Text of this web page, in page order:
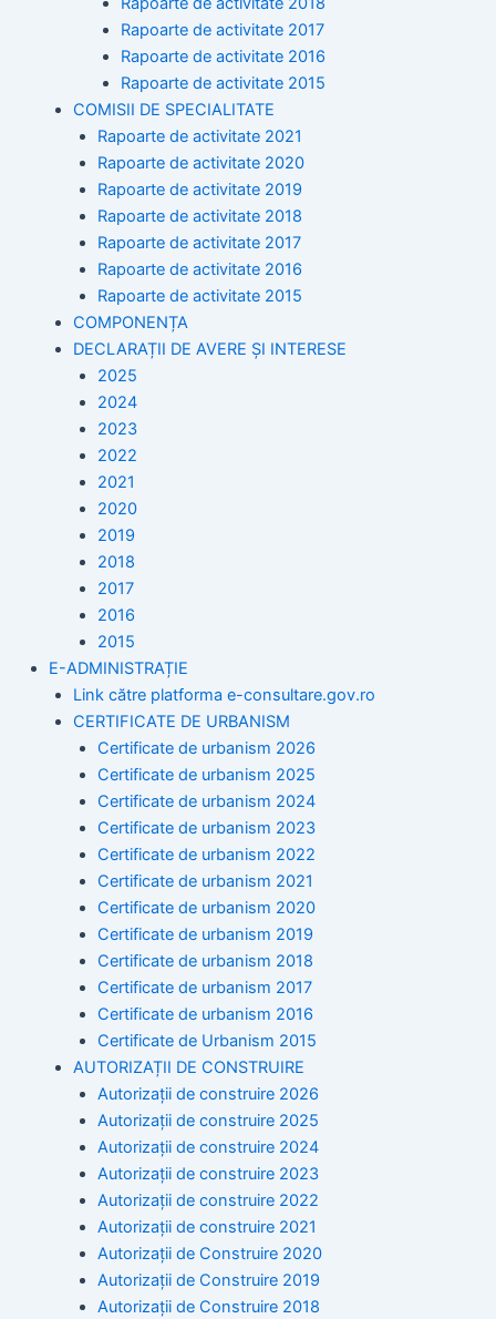
Rapoarte de activitate 2017
Rapoarte de activitate 2016
Rapoarte de activitate 2015
COMISII DE SPECIALITATE
Rapoarte de activitate 2021
Rapoarte de activitate 2020
Rapoarte de activitate 2019
Rapoarte de activitate 2018
Rapoarte de activitate 2017
Rapoarte de activitate 2016
Rapoarte de activitate 2015
COMPONENȚA
DECLARAȚII DE AVERE ȘI INTERESE
2025
2024
2023
2022
2021
2020
2019
2018
2017
2016
2015
E-ADMINISTRAȚIE
Link către platforma e-consultare.gov.ro
CERTIFICATE DE URBANISM
Certificate de urbanism 2026
Certificate de urbanism 2025
Certificate de urbanism 2024
Certificate de urbanism 2023
Certificate de urbanism 2022
Certificate de urbanism 2021
Certificate de urbanism 2020
Certificate de urbanism 2019
Certificate de urbanism 2018
Certificate de urbanism 2017
Certificate de urbanism 2016
Certificate de Urbanism 2015
AUTORIZAȚII DE CONSTRUIRE
Autorizații de construire 2026
Autorizații de construire 2025
Autorizații de construire 2024
Autorizații de construire 2023
Autorizații de construire 2022
Autorizații de construire 2021
Autorizații de Construire 2020
Autorizații de Construire 2019
Autorizaţii de Construire 2018